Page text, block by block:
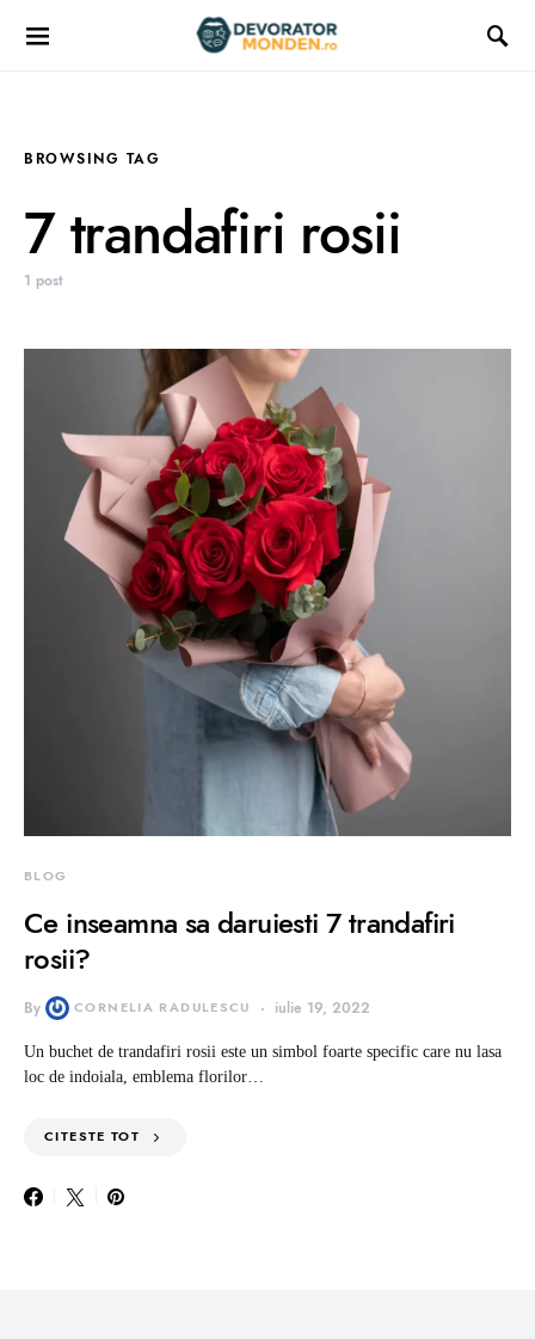
BROWSING TAG
7 trandafiri rosii
1 post
BLOG
Ce inseamna sa daruiesti 7 trandafiri
rosii?
By CORNELIA RADULESCU iulie 19, 2022
Un buchet de trandafiri rosii este un simbol foarte specific care nu lasa
loc de indoiala, emblema florilor…
CITESTE TOT